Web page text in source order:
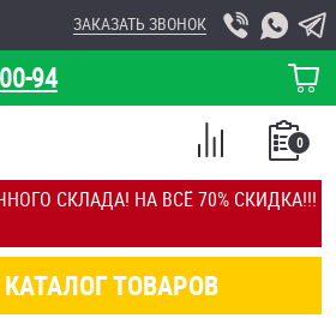
СКЛАДА! НА ВСЁ 70% СКИДКА!!!
94
ЗАКАЗАТЬ ЗВОНОК
КОРЗИНА
КАТАЛОГ ТОВАРОВ
0
СПИСОК
СРАВНЕНИЕ